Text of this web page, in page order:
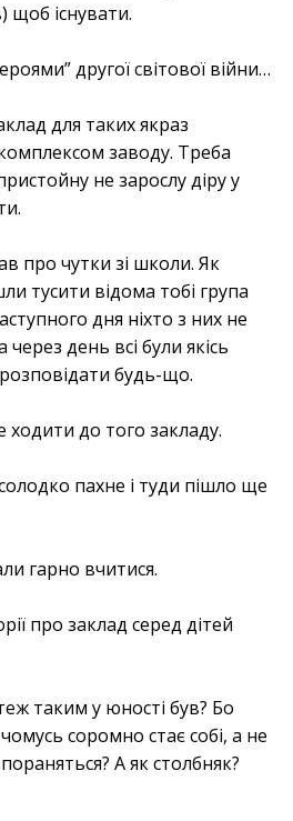
щоб існувати.
другої світової війни…
для таких якраз
заводу. Треба
не зарослу діру у
про чутки зі школи. Як
тусити відома тобі група
дня ніхто з них не
день всі були якісь
розповідати будь-що.
ходити до того закладу.
пахне і туди пішло ще
гарно вчитися.
про заклад серед дітей
таким у юності був? Бо
чомусь соромно стає собі, а не
А як столбняк?